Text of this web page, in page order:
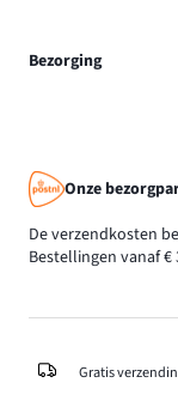
Bezorging
Onze
De verzendkosten
Bestellingen vanaf
Gratis